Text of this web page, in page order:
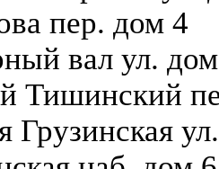
пер. дом 4
вал ул.
Тишинский
Грузинская